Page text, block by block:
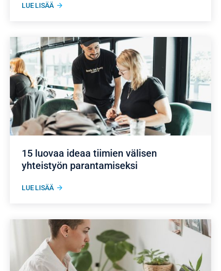
LUE LISÄÄ
15 luovaa ideaa tiimien välisen
yhteistyön parantamiseksi
LUE LISÄÄ